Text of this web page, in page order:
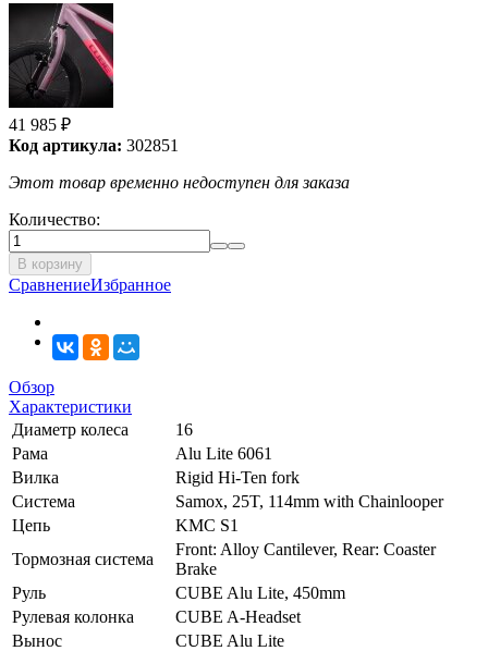
41 985 ₽
Код артикула: 302851
Этот товар временно недоступен для заказа
Количество:
В корзину
СравнениеИзбранное
Обзор
Характеристики
Диаметр колеса
16
Рама
Alu Lite 6061
Вилка
Rigid Hi-Ten fork
Система
Samox, 25T, 114mm with Chainlooper
Цепь
KMC S1
Тормозная система
Front: Alloy Cantilever, Rear: Coaster
Brake
Руль
CUBE Alu Lite, 450mm
Рулевая колонка
CUBE A-Headset
Вынос
CUBE Alu Lite